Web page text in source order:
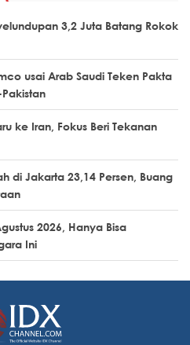
3,2 Juta Batang Rokok
usai Arab Saudi Teken Pakta
ke Iran, Fokus Beri Tekanan
di Jakarta 23,14 Persen, Buang
2026, Hanya Bisa
Ini